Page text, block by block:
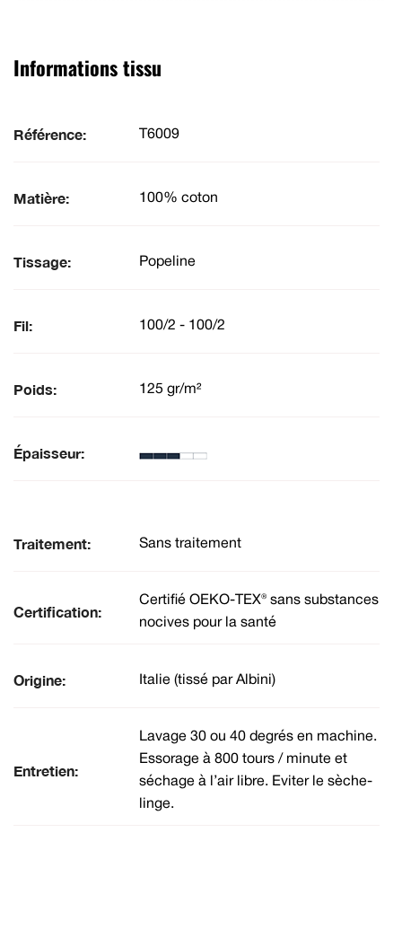
Informations tissu
Référence: T6009
Matière: 100% coton
Tissage: Popeline
Fil: 100/2 - 100/2
Poids: 125 gr/m²
Épaisseur:
Traitement: Sans traitement
Certification:
Certifié OEKO-TEX® sans substances
nocives pour la santé
Origine: Italie (tissé par Albini)
Entretien:
Lavage 30 ou 40 degrés en machine.
Essorage à 800 tours / minute et
séchage à l’air libre. Eviter le sèche-
linge.